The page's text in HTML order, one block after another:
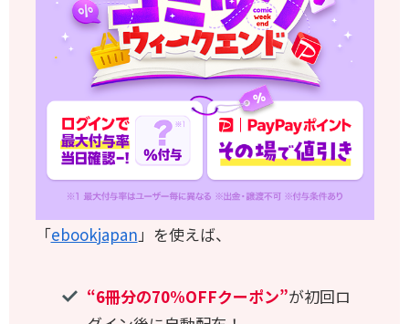
「ebookjapan」を使えば、
“6冊分の70%OFFクーポン”が初回ロ